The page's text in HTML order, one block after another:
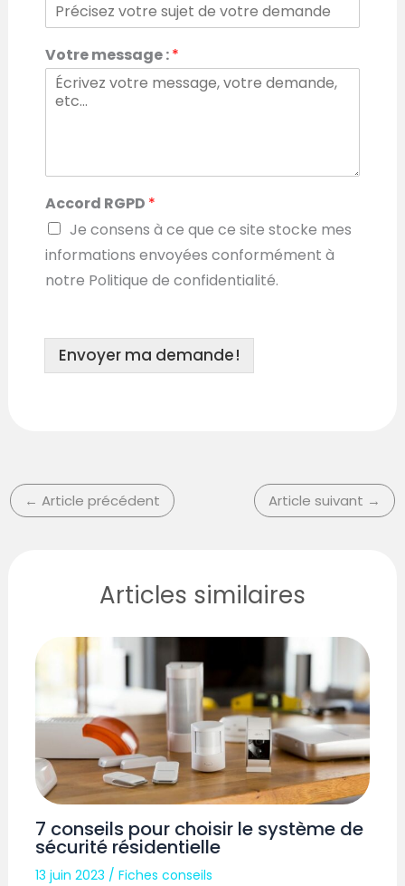
a
d
A
c
o
r
d
*
Votre message :*
Accord RGPD *
Je consens à ce que ce site stocke mes
informations envoyées conformément à
notre Politique de confidentialité.
Envoyer ma demande !
← Article précédent Article suivant →
Articles similaires
7 conseils pour choisir le système de
sécurité résidentielle
13 juin 2023 /Fiches conseils